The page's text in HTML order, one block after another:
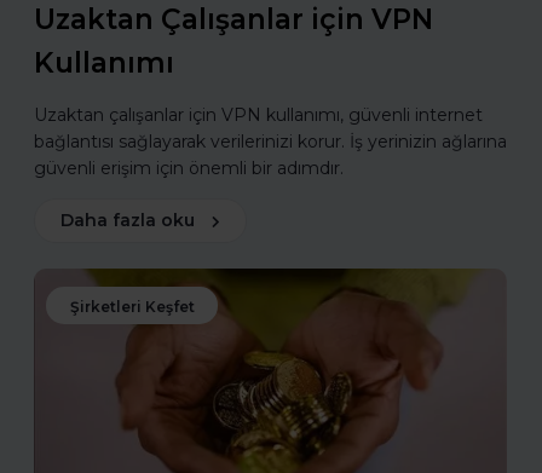
Uzaktan Çalışanlar için VPN
Kullanımı
Uzaktan çalışanlar için VPN kullanımı, güvenli internet
bağlantısı sağlayarak verilerinizi korur. İş yerinizin ağlarına
güvenli erişim için önemli bir adımdır.
Daha fazla oku
Şirketleri Keşfet